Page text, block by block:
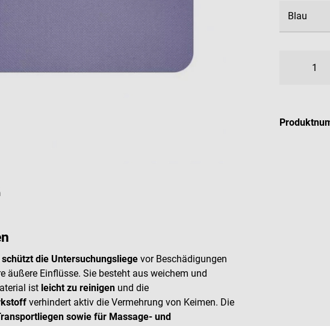
schützt die Untersuchungsliege vor Beschädigungen
äußere Einflüsse. Sie besteht aus weichem und
ist leicht zu reinigen und die
verhindert aktiv die Vermehrung von Keimen. Die
sowie für Massage- und